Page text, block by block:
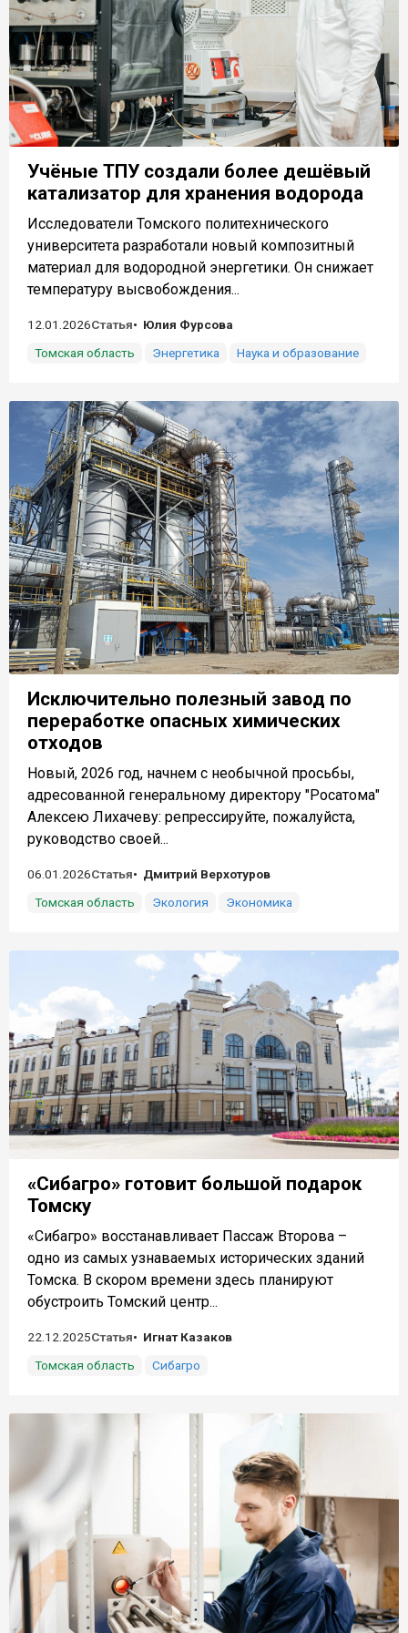
Учёные ТПУ создали более дешёвый
катализатор для хранения водорода
Исследователи Томского политехнического
университета разработали новый композитный
материал для водородной энергетики. Он снижает
температуру высвобождения...
12.01.2026Статья
Юлия Фурсова
Томская область
Энергетика Наука и образование
Исключительно полезный завод по
переработке опасных химических
отходов
Новый, 2026 год, начнем с необычной просьбы,
адресованной генеральному директору "Росатома"
Алексею Лихачеву: репрессируйте, пожалуйста,
руководство своей...
06.01.2026Статья
Дмитрий Верхотуров
Томская область
Экология Экономика
«Сибагро» готовит большой подарок
Томску
«Сибагро» восстанавливает Пассаж Второва –
одно из самых узнаваемых исторических зданий
Томска. В скором времени здесь планируют
обустроить Томский центр...
22.12.2025Статья
Игнат Казаков
Томская область
Сибагро